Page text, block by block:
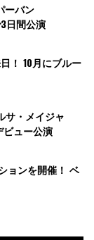
ーバン
日間公演
！ 10月にブルー
サ・メイジャ
ビュー公演
ョンを開催！ ベ